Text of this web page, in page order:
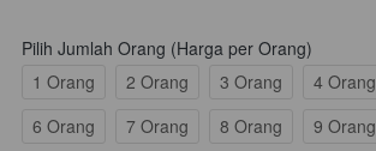
Pilih Jumlah Orang (Harga per Orang)
1 Orang
2 Orang 3 Orang 4 Orang
6 Orang
7 Orang 8 Orang
9 Orang